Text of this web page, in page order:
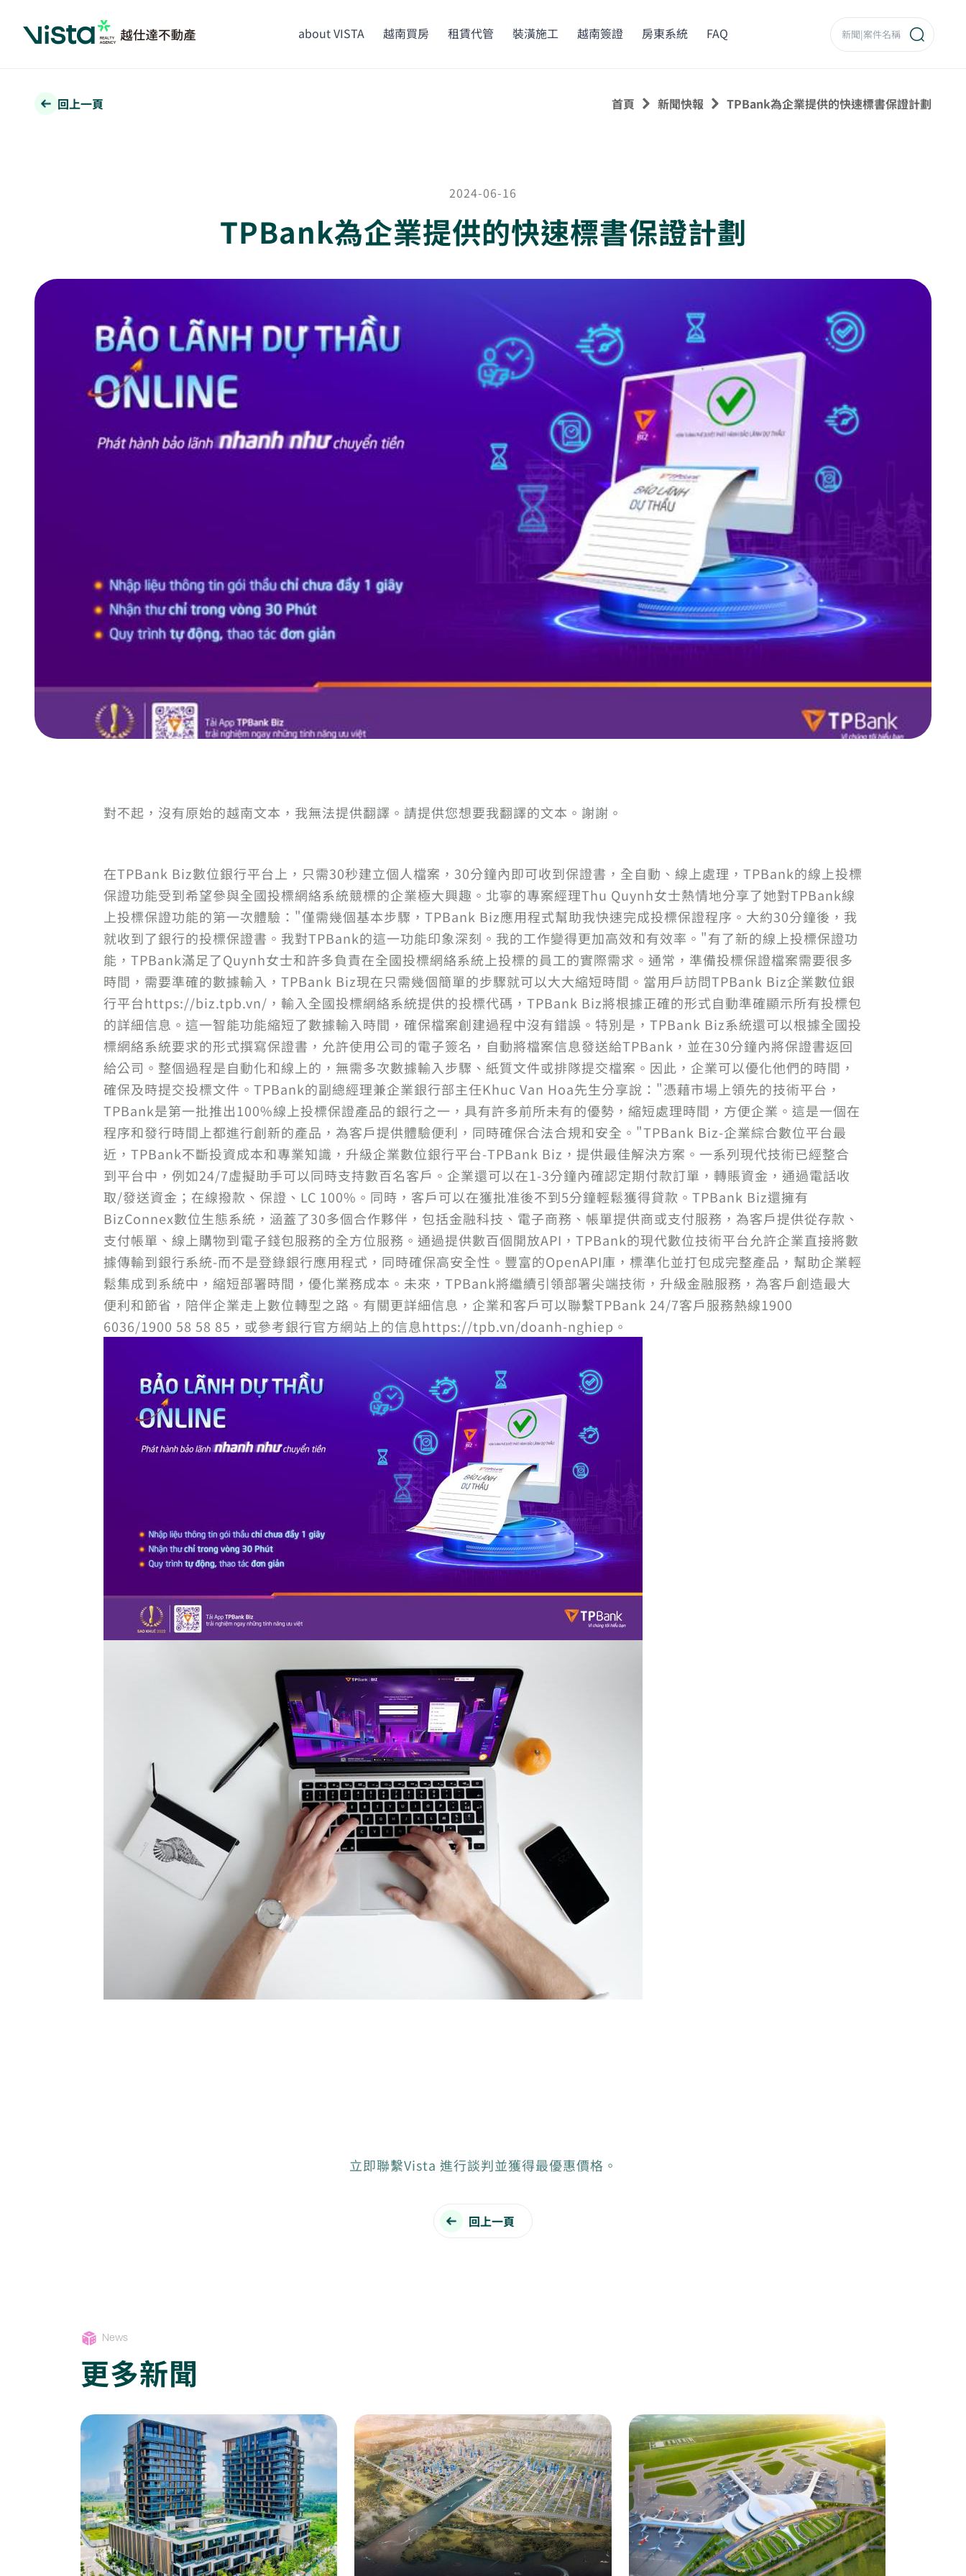
about VISTA 越南買房 租賃代管 裝潢施工 越南簽證 房東系統 FAQ
回上一頁 首頁 新聞快報 TPBank為企業提供的快速標書保證計劃
2024-06-16
TPBank為企業提供的快速標書保證計劃
對不起，沒有原始的越南文本，我無法提供翻譯。請提供您想要我翻譯的文本。謝謝。
在TPBank Biz數位銀行平台上，只需30秒建立個人檔案，30分鐘內即可收到保證書，全自動、線上處理，TPBank的線上投標
保證功能受到希望參與全國投標網絡系統競標的企業極大興趣。北寧的專案經理Thu Quynh女士熱情地分享了她對TPBank線
上投標保證功能的第一次體驗："僅需幾個基本步驟，TPBank Biz應用程式幫助我快速完成投標保證程序。大約30分鐘後，我
就收到了銀行的投標保證書。我對TPBank的這一功能印象深刻。我的工作變得更加高效和有效率。"有了新的線上投標保證功
能，TPBank滿足了Quynh女士和許多負責在全國投標網絡系統上投標的員工的實際需求。通常，準備投標保證檔案需要很多
時間，需要準確的數據輸入，TPBank Biz現在只需幾個簡單的步驟就可以大大縮短時間。當用戶訪問TPBank Biz企業數位銀
行平台https://biz.tpb.vn/，輸入全國投標網絡系統提供的投標代碼，TPBank Biz將根據正確的形式自動準確顯示所有投標包
的詳細信息。這一智能功能縮短了數據輸入時間，確保檔案創建過程中沒有錯誤。特別是，TPBank Biz系統還可以根據全國投
標網絡系統要求的形式撰寫保證書，允許使用公司的電子簽名，自動將檔案信息發送給TPBank，並在30分鐘內將保證書返回
給公司。整個過程是自動化和線上的，無需多次數據輸入步驟、紙質文件或排隊提交檔案。因此，企業可以優化他們的時間，
確保及時提交投標文件。TPBank的副總經理兼企業銀行部主任Khuc Van Hoa先生分享說："憑藉市場上領先的技術平台，
TPBank是第一批推出100%線上投標保證產品的銀行之一，具有許多前所未有的優勢，縮短處理時間，方便企業。這是一個在
程序和發行時間上都進行創新的產品，為客戶提供體驗便利，同時確保合法合規和安全。"TPBank Biz-企業綜合數位平台最
近，TPBank不斷投資成本和專業知識，升級企業數位銀行平台-TPBank Biz，提供最佳解決方案。一系列現代技術已經整合
到平台中，例如24/7虛擬助手可以同時支持數百名客戶。企業還可以在1-3分鐘內確認定期付款訂單，轉賬資金，通過電話收
取/發送資金；在線撥款、保證、LC 100%。同時，客戶可以在獲批准後不到5分鐘輕鬆獲得貸款。TPBank Biz還擁有
BizConnex數位生態系統，涵蓋了30多個合作夥伴，包括金融科技、電子商務、帳單提供商或支付服務，為客戶提供從存款、
支付帳單、線上購物到電子錢包服務的全方位服務。通過提供數百個開放API，TPBank的現代數位技術平台允許企業直接將數
據傳輸到銀行系統-而不是登錄銀行應用程式，同時確保高安全性。豐富的OpenAPI庫，標準化並打包成完整產品，幫助企業輕
鬆集成到系統中，縮短部署時間，優化業務成本。未來，TPBank將繼續引領部署尖端技術，升級金融服務，為客戶創造最大
便利和節省，陪伴企業走上數位轉型之路。有關更詳細信息，企業和客戶可以聯繫TPBank 24/7客戶服務熱線1900
6036/1900 58 58 85，或參考銀行官方網站上的信息https://tpb.vn/doanh-nghiep。
立即聯繫Vista 進行談判並獲得最優惠價格。
回上一頁
News
更多新聞